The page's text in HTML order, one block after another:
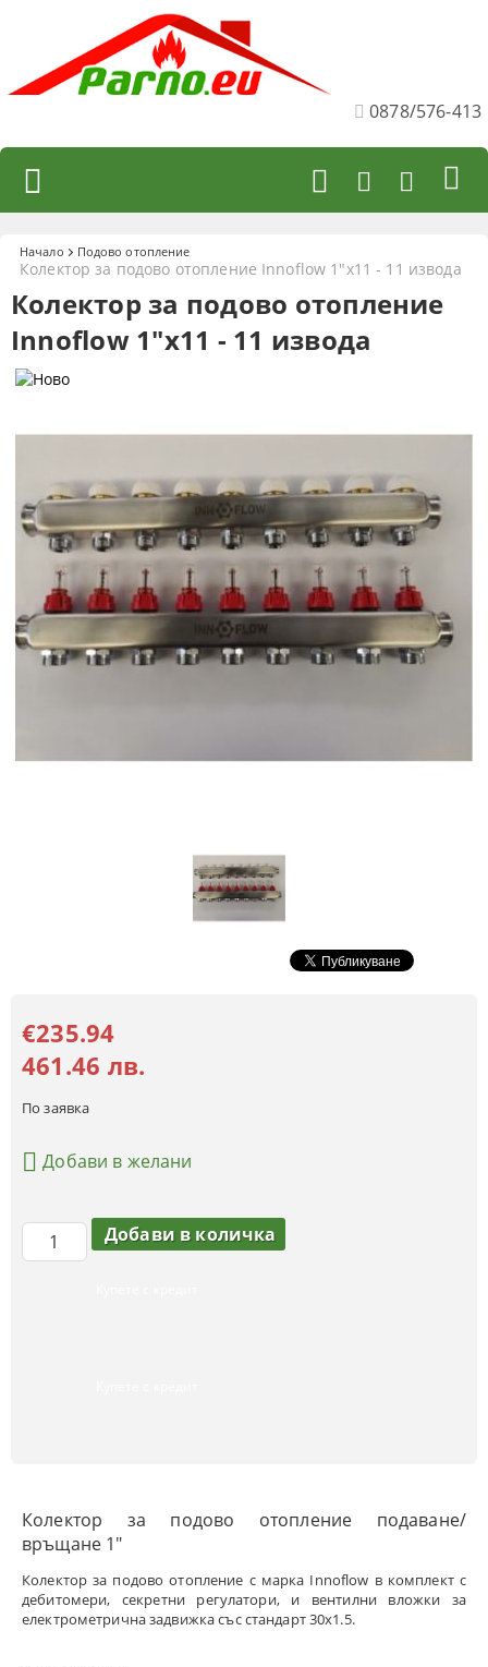
0878/576-413
Начало Подово отопление
Колектор за подово отопление Innoflow 1"х11 - 11 извода
Колектор за подово отопление
Innoflow 1"х11 - 11 извода
Колектор за подово отопление подаване/
връщане 1″
Колектор за подово отопление с марка Innoflow в комплект с
дебитомери, секретни регулатори, и вентилни вложки за
електрометрична задвижка със стандарт 30х1.5.
€235.94
461.46 лв.
По заявка
Добави в желани